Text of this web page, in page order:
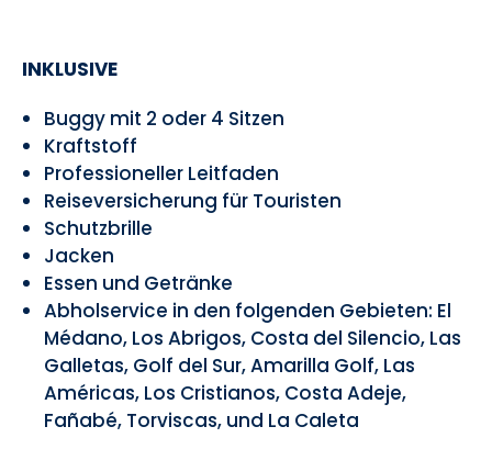
INKLUSIVE
Buggy mit 2 oder 4 Sitzen
Kraftstoff
Professioneller Leitfaden
Reiseversicherung für Touristen
Schutzbrille
Jacken
Essen und Getränke
Abholservice in den folgenden Gebieten: El
Médano, Los Abrigos, Costa del Silencio, Las
Galletas, Golf del Sur, Amarilla Golf, Las
Américas, Los Cristianos, Costa Adeje,
Fañabé, Torviscas, und La Caleta